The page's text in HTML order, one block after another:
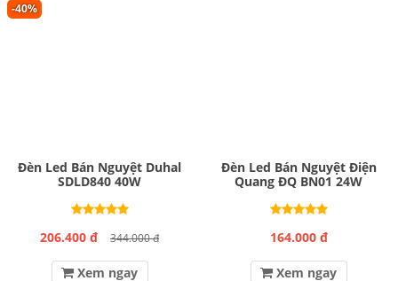
-40%
Đèn Led Bán Nguyệt Duhal
SDLD840 40W
206.400 đ 344.000 đ
Xem ngay
Đèn Led Bán Nguyệt Điện
Quang ĐQ BN01 24W
164.000 đ
Xem ngay